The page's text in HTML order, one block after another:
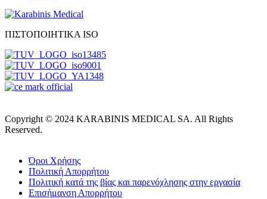
ΠΙΣΤΟΠΟΙΗΤΙΚΑ ISO
Copyright © 2024 KARABINIS MEDICAL SA. All Rights
Reserved.
Όροι Χρήσης
Πολιτική Απορρήτου
Πολιτική κατά της βίας και παρενόχλησης στην εργασία
Επισήμανση Απορρήτου